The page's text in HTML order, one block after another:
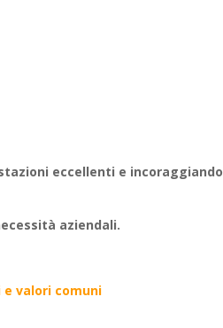
eccellenti e incoraggiando
aziendali.
valori comuni